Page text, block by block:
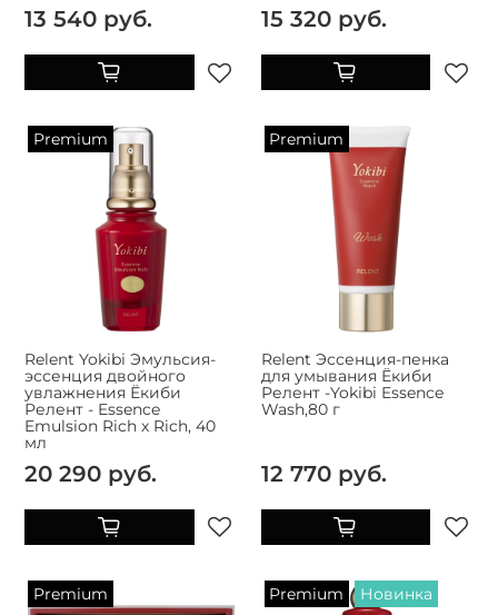
13 540 руб. 15 320 руб.
Premium
Relent Yokibi Эмульсия-
эссенция двойного
увлажнения Ёкиби
Релент - Essence
Emulsion Rich x Rich, 40
мл
20 290 руб.
Premium
Relent Эссенция-пенка
для умывания Ёкиби
Релент -Yokibi Essence
Wash,80 г
12 770 руб.
Premium Premium Новинка